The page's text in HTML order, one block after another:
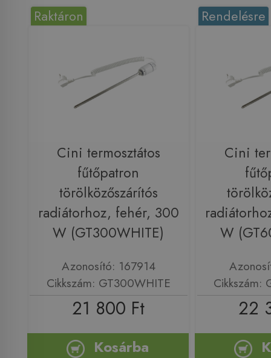
Raktáron
Cini termosztátos
fűtőpatron
törölközőszárítós
radiátorhoz, fehér, 300
W (GT300WHITE)
Azonosító: 167914
Cikkszám: GT300WHITE
21 800 Ft
Kosárba
Rendelésre
Cini
W
Cikkszám:
22